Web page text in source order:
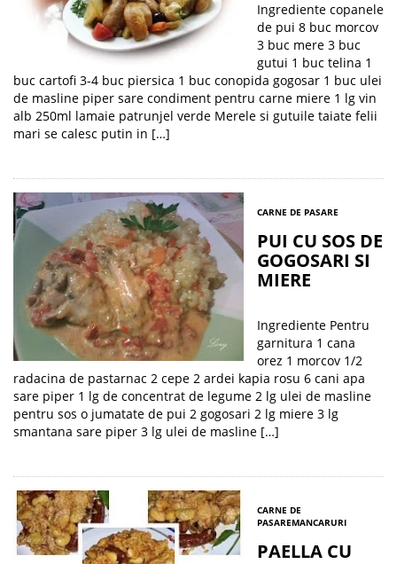
Ingrediente copanele
de pui 8 buc morcov
3 buc mere 3 buc
gutui 1 buc telina 1
buc cartofi 3-4 buc piersica 1 buc conopida gogosar 1 buc ulei
de masline piper sare condiment pentru carne miere 1 lg vin
alb 250ml lamaie patrunjel verde Merele si gutuile taiate felii
mari se calesc putin in […]
CARNE DE PASARE
PUI CU SOS DE
GOGOSARI SI
MIERE
Ingrediente Pentru
garnitura 1 cana
orez 1 morcov 1/2
radacina de pastarnac 2 cepe 2 ardei kapia rosu 6 cani apa
sare piper 1 lg de concentrat de legume 2 lg ulei de masline
pentru sos o jumatate de pui 2 gogosari 2 lg miere 3 lg
smantana sare piper 3 lg ulei de masline […]
CARNE DE
PASAREMANCARURI
PAELLA CU